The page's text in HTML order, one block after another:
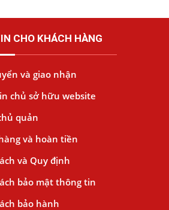
CHO KHÁCH HÀNG
và giao nhận
chủ sở hữu website
quản
và hoàn tiền
và Quy định
bảo mật thông tin
bảo hành